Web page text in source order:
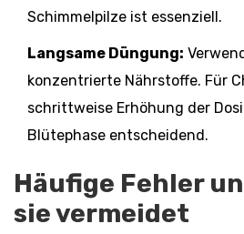
Schimmelpilze ist essenziell.
Langsame Düngung:
konzentrierte Nährstoffe. Für
schrittweise Erhöhung der
Blütephase entscheidend.
Häufige Fehler
sie vermeidet